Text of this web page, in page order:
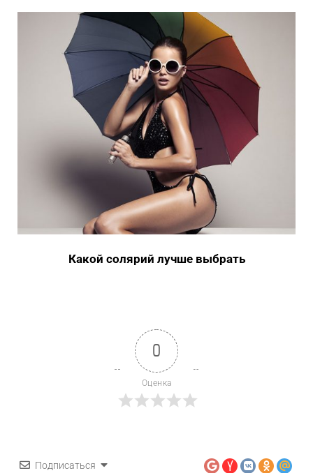
Какой солярий лучше выбрать
0
Оценка
Подписаться